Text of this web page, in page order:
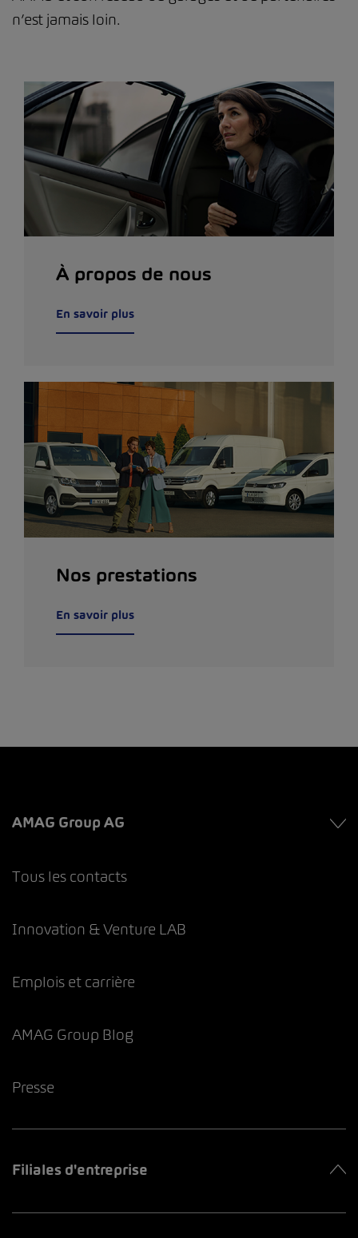
n’est jamais loin.
À propos de nous
En savoir plus
Nos prestations
En savoir plus
AMAG Group AG
Tous les contacts
Innovation & Venture LAB
Emplois et carrière
AMAG Group Blog
Presse
Filiales d'entreprise